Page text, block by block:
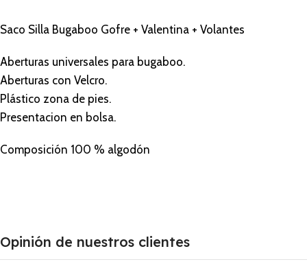
Saco Silla Bugaboo Gofre + Valentina + Volantes
Aberturas universales para bugaboo.
Aberturas con Velcro.
Plástico zona de pies.
Presentacion en bolsa.
Composición 100 % algodón
Opinión de nuestros clientes